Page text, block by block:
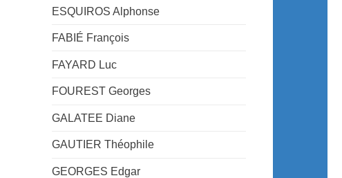
ESQUIROS Alphonse
FABIÉ François
FAYARD Luc
FOUREST Georges
GALATEE Diane
GAUTIER Théophile
GEORGES Edgar